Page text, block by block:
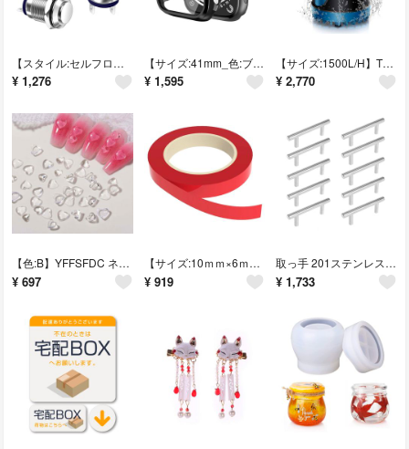
【スタイル:セルフロック】Kiligen 4個セット3A 12V/24V/110
¥ 1,276
【サイズ:41mm_色:ブラック】KIMOKU コンパチブル Apple Wat
¥ 1,595
【サイズ:1500L/H】THYESCOM 水中ポンプ 低水位対応 循環ポンプ
¥ 2,770
【色:B】YFFSFDC ネイルパーツ ネイルツール ハート パーツ 3D 透明
¥ 697
【サイズ:10ｍｍ×6ｍ_色:レッド】カシムラ ドレスアップテープ レッド 10
¥ 919
取っ手 201ステンレス 引き出しつまみ キャビネットハンドル 食器棚プルハンド
¥ 1,733